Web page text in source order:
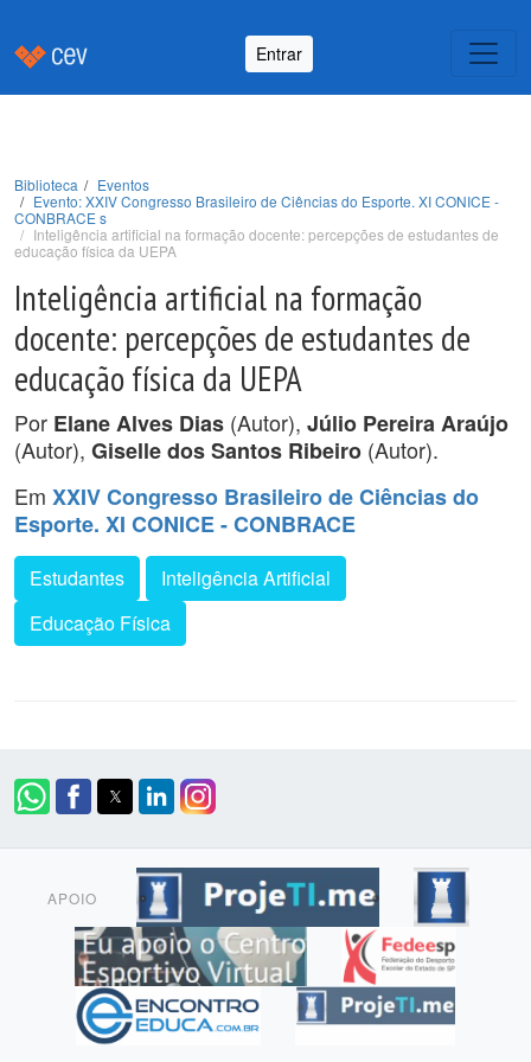
Entrar
Biblioteca
Eventos
Evento: XXIV Congresso Brasileiro de Ciências do Esporte. XI CONICE -
CONBRACE s
Inteligência artificial na formação docente: percepções de estudantes de
educação física da UEPA
Inteligência artificial na formação
docente: percepções de estudantes de
educação física da UEPA
Por Elane Alves Dias (Autor), Júlio Pereira Araújo
(Autor), Giselle dos Santos Ribeiro (Autor).
Em XXIV Congresso Brasileiro de Ciências do
Esporte. XI CONICE - CONBRACE
Estudantes
Inteligência Artificial
Educação Física
APOIO